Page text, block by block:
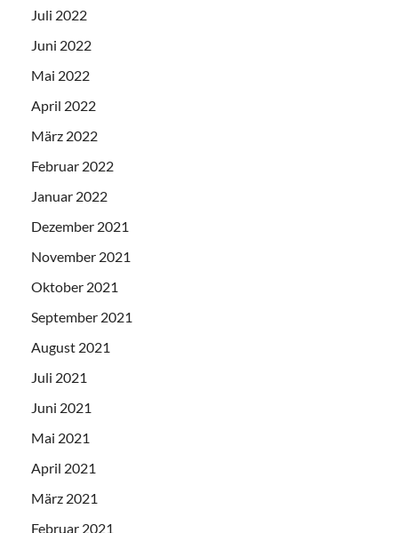
Juli 2022
Juni 2022
Mai 2022
April 2022
März 2022
Februar 2022
Januar 2022
Dezember 2021
November 2021
Oktober 2021
September 2021
August 2021
Juli 2021
Juni 2021
Mai 2021
April 2021
März 2021
Februar 2021